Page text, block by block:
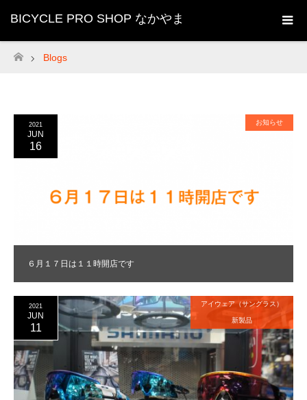
BICYCLE PRO SHOP なかやま
ホーム
Blogs
６月１７日は１１時開店です
2021
JUN
16
お知らせ
2021
JUN
11
アイウェア（サングラス）
新製品